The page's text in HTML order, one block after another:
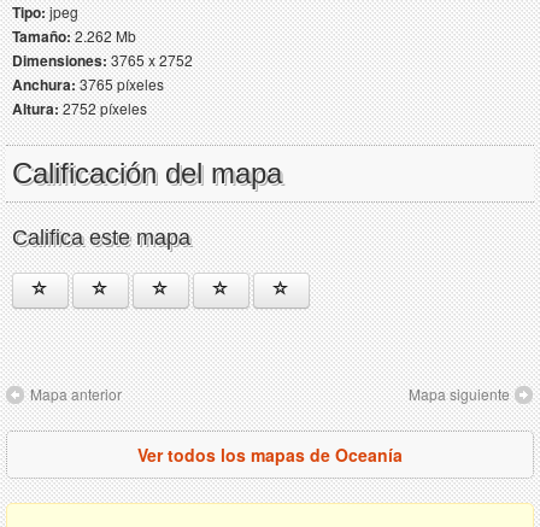
Tipo:jpeg
Tamaño:2.262 Mb
Dimensiones:3765 x 2752
Anchura:3765 píxeles
Altura:2752 píxeles
Calificación del mapa
Califica este mapa
Mapa anterior Mapa siguiente
Ver todos los mapas de Oceanía